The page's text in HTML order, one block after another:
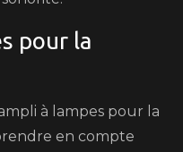
pour la
à lampes pour la
en compte